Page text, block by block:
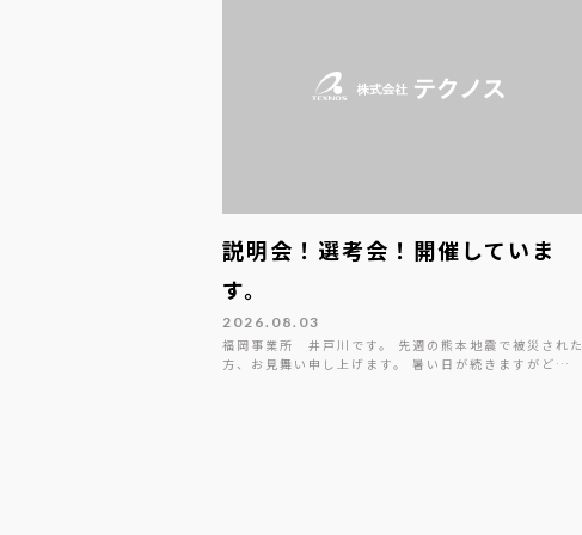
説明会！選考会！開催していま
す。
2026.08.03
福岡事業所 井戸川です。 先週の熊本地震で被災された
方、お見舞い申し上げます。 暑い日が続きますがど…